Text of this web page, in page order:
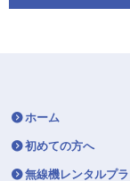
ホーム
初めての方へ
無線機レンタルプ